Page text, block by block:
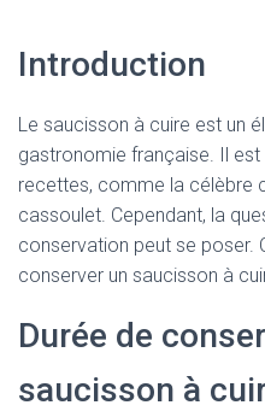
Introduction
Le saucisson à cuire est un
gastronomie française. Il
recettes, comme la célèbre
cassoulet. Cependant, la
conservation peut se poser.
conserver un saucisson à
Durée de
saucisson à